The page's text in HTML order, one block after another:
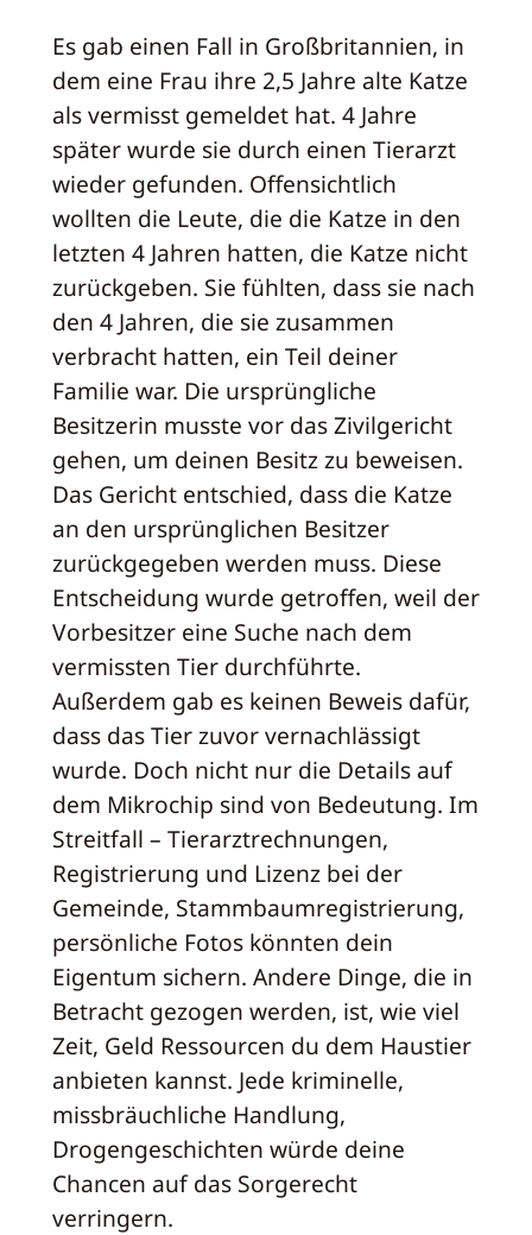
Es gab einen Fall in Großbritannien, in
dem eine Frau ihre 2,5 Jahre alte Katze
als vermisst gemeldet hat. 4 Jahre
später wurde sie durch einen Tierarzt
wieder gefunden. Offensichtlich
wollten die Leute, die die Katze in den
letzten 4 Jahren hatten, die Katze nicht
zurückgeben. Sie fühlten, dass sie nach
den 4 Jahren, die sie zusammen
verbracht hatten, ein Teil deiner
Familie war. Die ursprüngliche
Besitzerin musste vor das Zivilgericht
gehen, um deinen Besitz zu beweisen.
Das Gericht entschied, dass die Katze
an den ursprünglichen Besitzer
zurückgegeben werden muss. Diese
Entscheidung wurde getroffen, weil der
Vorbesitzer eine Suche nach dem
vermissten Tier durchführte.
Außerdem gab es keinen Beweis dafür,
dass das Tier zuvor vernachlässigt
wurde. Doch nicht nur die Details auf
dem Mikrochip sind von Bedeutung. Im
Streitfall – Tierarztrechnungen,
Registrierung und Lizenz bei der
Gemeinde, Stammbaumregistrierung,
persönliche Fotos könnten dein
Eigentum sichern. Andere Dinge, die in
Betracht gezogen werden, ist, wie viel
Zeit, Geld Ressourcen du dem Haustier
anbieten kannst. Jede kriminelle,
missbräuchliche Handlung,
Drogengeschichten würde deine
Chancen auf das Sorgerecht
verringern.